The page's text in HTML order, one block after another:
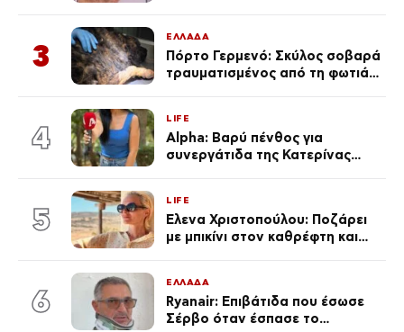
3
ΕΛΛΑΔΑ
Πόρτο Γερμενό: Σκύλος σοβαρά
τραυματισμένος από τη φωτιά
4
LIFE
Alpha: Βαρύ πένθος για
συνεργάτιδα της Κατερίνας
του Θεού»
5
LIFE
Έλενα Χριστοπούλου: Ποζάρει
με μπικίνι στον καθρέφτη και
καθεμία…» (Βίντεο)
6
ΕΛΛΑΔΑ
Ryanair: Επιβάτιδα που έσωσε
Σέρβο όταν έσπασε το